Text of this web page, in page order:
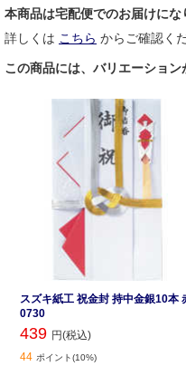
本商品は宅配便でのお届けにな
詳しくは こちら からご確認く
この商品には、バリエーション
スズキ紙工 祝金封 持中金銀10本
0730
439 円(税込)
44 ポイント(10%)